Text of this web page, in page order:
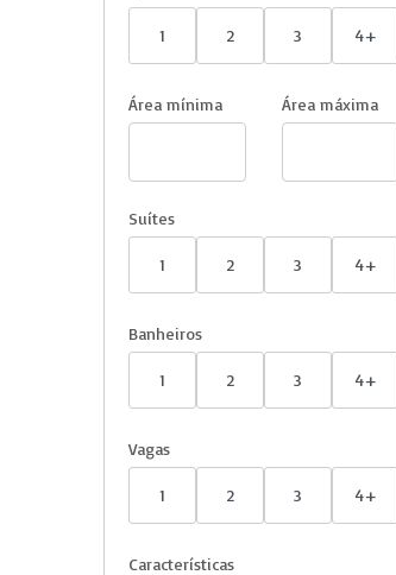
1 2 3 4+
Área mínima Área máxima
Suítes
1 2 3 4+
Banheiros
1 2 3 4+
Vagas
1 2 3 4+
Características